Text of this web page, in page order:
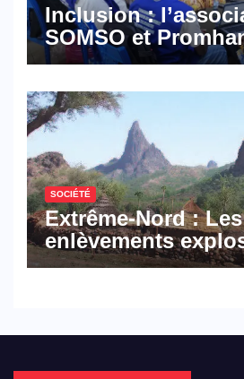
Inclusion :
SOMSO et
militent en faveur
hôtellerie-
SOCIÉTÉ
Extrême-Nord : Les
enlèvements
308 victimes en